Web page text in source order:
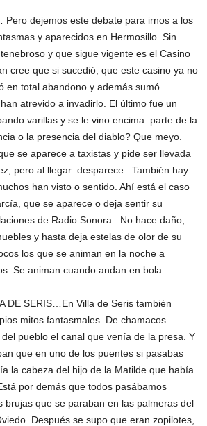
Pero dejemos este debate para irnos a los
y aparecidos en Hermosillo. Sin
y que sigue vigente es el Casino
cree que si sucedió, que este casino ya no
en total abandono y además sumó
atrevido a invadirlo. El último fue un
varillas y se le vino encima parte de la
o la presencia del diablo? Que meyo.
se aparece a taxistas y pide ser llevada
pero al llegar desparece. También hay
han visto o sentido. Ahí está el caso
que se aparece o deja sentir su
de Radio Sonora. No hace daño,
y hasta deja estelas de olor de su
los que se animan en la noche a
Se animan cuando andan en bola.
DE SERIS…En Villa de Seris también
mitos fantasmales. De chamacos
pueblo el canal que venía de la presa. Y
que en uno de los puentes si pasabas
la cabeza del hijo de la Matilde que había
por demás que todos pasábamos
brujas que se paraban en las palmeras del
Después se supo que eran zopilotes,